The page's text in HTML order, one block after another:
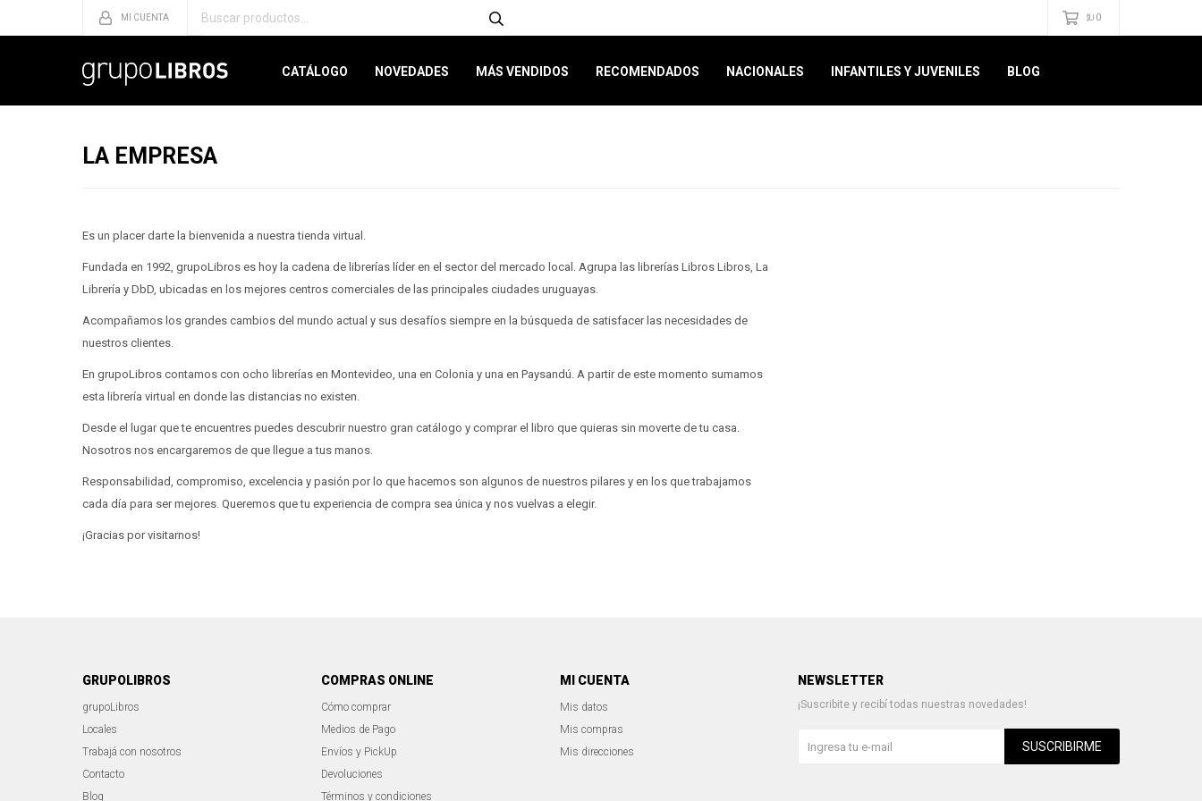
CATÁLOGO NOVEDADES MÁS VENDIDOS RECOMENDADOS NACIONALES INFANTILES Y JUVENILES BLOG
$U 0
LA EMPRESA
Es un placer darte la bienvenida a nuestra tienda virtual.
Fundada en 1992, grupoLibros es hoy la cadena de librerías líder en el sector del mercado local. Agrupa las librerías Libros Libros, La
Librería y DbD, ubicadas en los mejores centros comerciales de las principales ciudades uruguayas.
Acompañamos los grandes cambios del mundo actual y sus desafíos siempre en la búsqueda de satisfacer las necesidades de
nuestros clientes.
En grupoLibros contamos con ocho librerías en Montevideo, una en Colonia y una en Paysandú. A partir de este momento sumamos
esta librería virtual en donde las distancias no existen.
Desde el lugar que te encuentres puedes descubrir nuestro gran catálogo y comprar el libro que quieras sin moverte de tu casa.
Nosotros nos encargaremos de que llegue a tus manos.
Responsabilidad, compromiso, excelencia y pasión por lo que hacemos son algunos de nuestros pilares y en los que trabajamos
cada día para ser mejores. Queremos que tu experiencia de compra sea única y nos vuelvas a elegir.
¡Gracias por visitarnos!
GRUPOLIBROS
grupoLibros
Locales
Trabajá con nosotros
Contacto
Blog
COMPRAS ONLINE
Cómo comprar
Medios de Pago
Envíos y PickUp
Devoluciones
Términos y condiciones
MI CUENTA
Mis datos
Mis compras
Mis direcciones
NEWSLETTER
¡Suscribite y recibí todas nuestras novedades!
SUSCRIBIRME